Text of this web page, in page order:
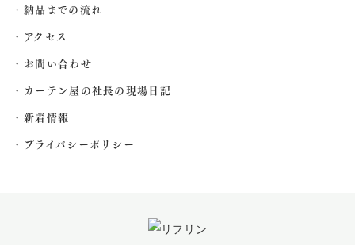
納品までの流れ
アクセス
お問い合わせ
カーテン屋の社長の現場日記
新着情報
プライバシーポリシー